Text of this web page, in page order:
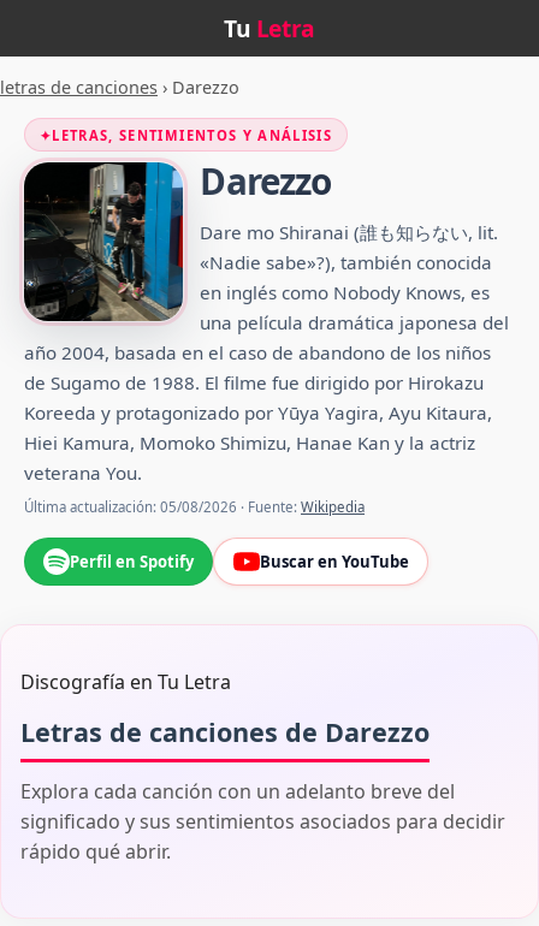
Tu Letra
letras de canciones › Darezzo
✦LETRAS, SENTIMIENTOS Y ANÁLISIS
Darezzo
Dare mo Shiranai (誰も知らない, lit.
«Nadie sabe»?), también conocida
en inglés como Nobody Knows, es
una película dramática japonesa del
año 2004, basada en el caso de abandono de los niños
de Sugamo de 1988.​ El filme fue dirigido por Hirokazu
Koreeda y protagonizado por Yūya Yagira, Ayu Kitaura,
Hiei Kamura, Momoko Shimizu, Hanae Kan y la actriz
veterana You.
Última actualización: 05/08/2026 · Fuente: Wikipedia
Perfil en Spotify Buscar en YouTube
Discografía en Tu Letra
Letras de canciones de Darezzo
Explora cada canción con un adelanto breve del
significado y sus sentimientos asociados para decidir
rápido qué abrir.